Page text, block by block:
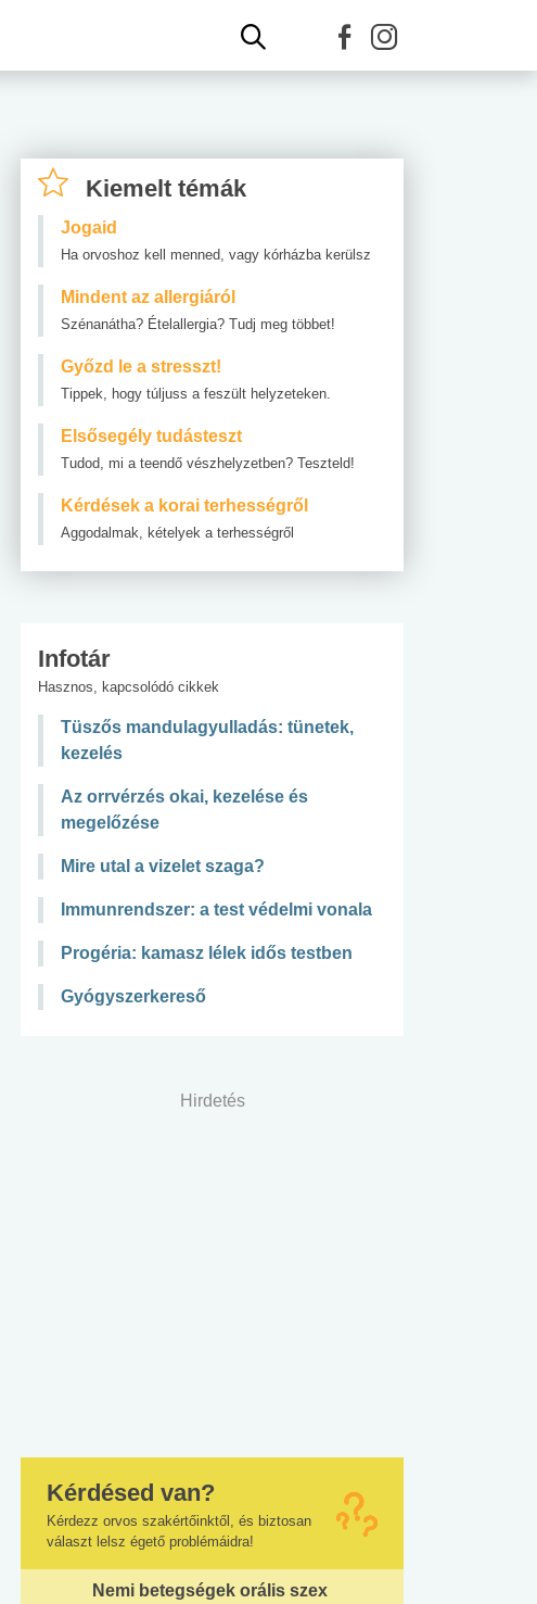
Kiemelt témák
Jogaid
Ha orvoshoz kell menned, vagy kórházba kerülsz
Mindent az allergiáról
Szénanátha? Ételallergia? Tudj meg többet!
Győzd le a stresszt!
Tippek, hogy túljuss a feszült helyzeteken.
Elsősegély tudásteszt
Tudod, mi a teendő vészhelyzetben? Teszteld!
Kérdések a korai terhességről
Aggodalmak, kételyek a terhességről
Infotár
Hasznos, kapcsolódó cikkek
Tüszős mandulagyulladás: tünetek,
kezelés
Az orrvérzés okai, kezelése és
megelőzése
Mire utal a vizelet szaga?
Immunrendszer: a test védelmi vonala
Progéria: kamasz lélek idős testben
Gyógyszerkereső
Hirdetés
Kérdésed van?
Kérdezz orvos szakértőinktől, és biztosan
választ lelsz égető problémáidra!
Nemi betegségek orális szex